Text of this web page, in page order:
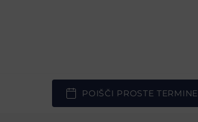
POIŠČI PROSTE TERMINE